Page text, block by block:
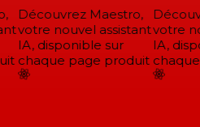
Découvrez Maestro,
votre nouvel assistant
IA, disponible sur
chaque page produit
votre
IA,
chaque